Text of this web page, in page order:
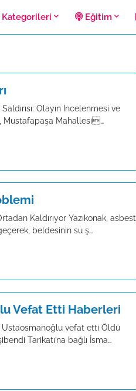
Kategorileri Eğitim
Olayın İncelenmesi ve
Mustafapaşa Mahallesi…
Kaldırıyor Yazıkonak, asbest
beldesinin su ş…
Vefat Etti Haberleri
vefat etti Öldü
Tarikatı’na bağlı İsma…